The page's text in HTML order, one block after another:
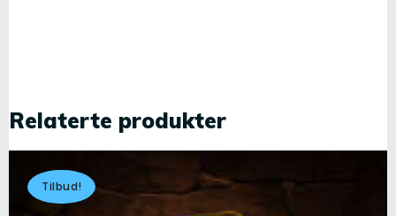
Relaterte produkter
Tilbud!